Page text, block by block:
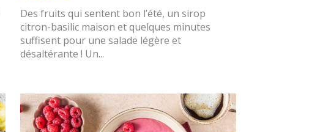
Des fruits qui sentent bon l’été, un sirop
citron-basilic maison et quelques minutes
suffisent pour une salade légère et
désaltérante ! Un...